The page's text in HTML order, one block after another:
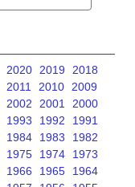
2020 2019
2018
2011 2010 2009
2002 2001
2000
1993 1992
1991
1984 1983
1982
1975 1974
1973
1966 1965
1964